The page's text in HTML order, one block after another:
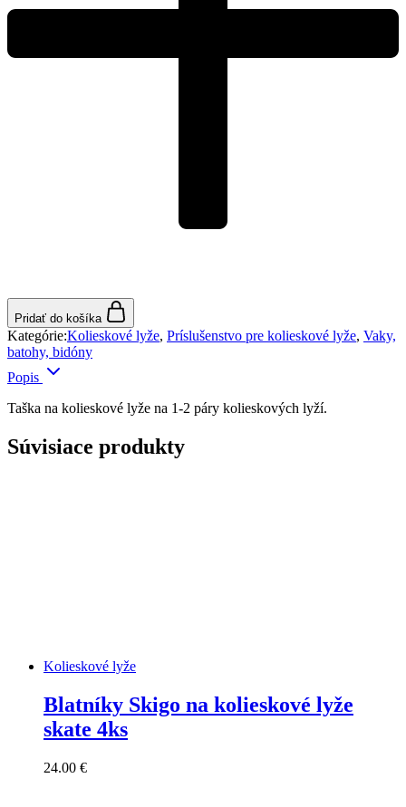
Pridať do košíka
Kategórie:Kolieskové lyže, Príslušenstvo pre kolieskové lyže, Vaky,
batohy, bidóny
Popis
Taška na kolieskové lyže na 1-2 páry kolieskových lyží.
Súvisiace produkty
Kolieskové lyže
Blatníky Skigo na kolieskové lyže
skate 4ks
24.00 €